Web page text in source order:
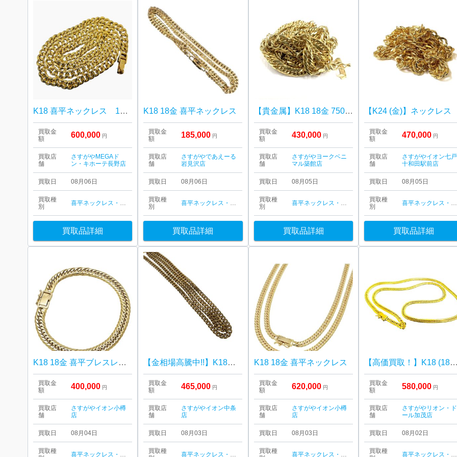
K18 喜平ネックレス 18金
買取金
額
600,000 円
買取店
舗
さすがやMEGAド
ン・キホーテ長野店
買取日 08月06日
買取種
別
喜平ネックレス・ブレスレット
買取品詳細
K18 18金 喜平ネックレス
買取金
額
185,000 円
買取店
舗
さすがやであえーる
岩見沢店
買取日 08月06日
買取種
別
喜平ネックレス・ブレスレット
買取品詳細
【貴金属】K18 18金 750 ネックレス ジュエリー アクセサリー
買取金
額
430,000 円
買取店
舗
さすがやヨークベニ
マル築館店
買取日 08月05日
買取種
別
喜平ネックレス・ブレスレット
買取品詳細
【K24 (金)】ネックレス
買取金
額
470,000 円
買取店
舗
さすがやイオン七戸
十和田駅前店
買取日 08月05日
買取種
別
喜平ネックレス・ブレスレット
買取品詳細
K18 18金 喜平ブレスレット
買取金
額
400,000 円
買取店
舗
さすがやイオン小樽
店
買取日 08月04日
買取種
喜平ネックレス・ブレスレット
【金相場高騰中!!】K18 18金 喜平ネックレス
買取金
額
465,000 円
買取店
舗
さすがやイオン中条
店
買取日 08月03日
買取種
喜平ネックレス・ブレスレット
K18 18金 喜平ネックレス
買取金
額
620,000 円
買取店
舗
さすがやイオン小樽
店
買取日 08月03日
買取種
喜平ネックレス・ブレスレット
【高価買取！】K18 (18金) ネックレス
買取金
額
580,000 円
買取店
舗
さすがやリオン・ド
ール加茂店
買取日 08月02日
買取種
喜平ネックレス・ブレスレット